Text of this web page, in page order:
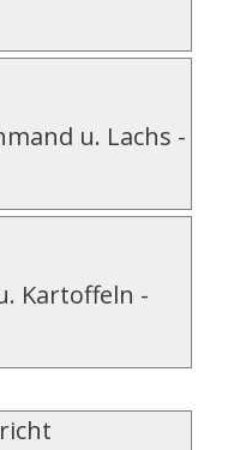
u. Lachs -
Kartoffeln -